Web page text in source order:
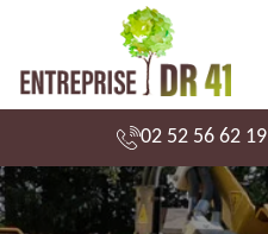
02 52 56 62 19